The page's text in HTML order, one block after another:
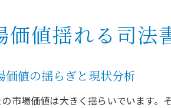
価値揺れる司法
価値の揺らぎと現状分析
市場価値は大きく揺らいでいます。